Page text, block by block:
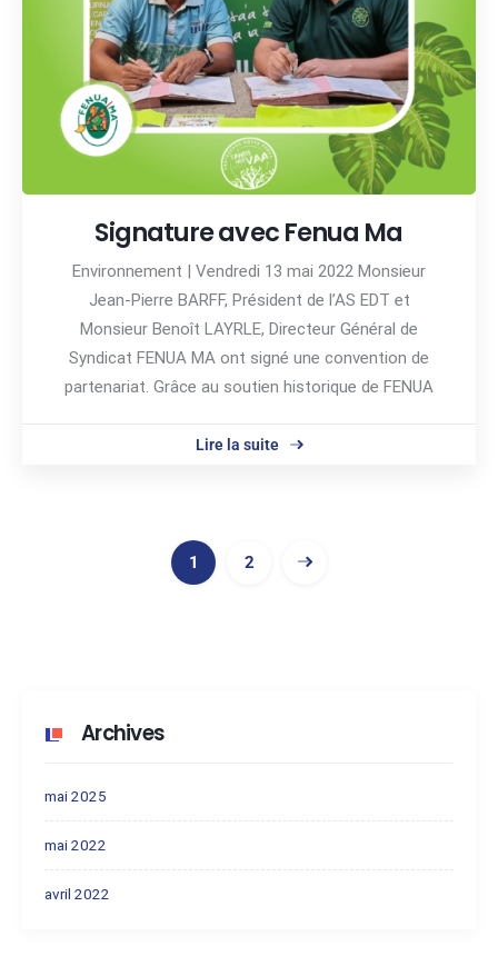
Signature avec Fenua Ma
Environnement | Vendredi 13 mai 2022 Monsieur
Jean-Pierre BARFF, Président de l’AS EDT et
Monsieur Benoît LAYRLE, Directeur Général de
Syndicat FENUA MA ont signé une convention de
partenariat. Grâce au soutien historique de FENUA
Lire la suite
1 2
Archives
mai 2025
mai 2022
avril 2022